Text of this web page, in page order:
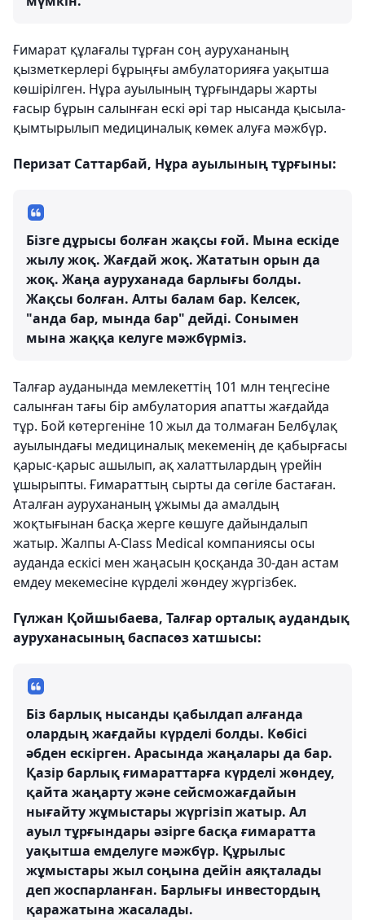
Ғимарат құлағалы тұрған соң аурухананың
қызметкерлері бұрыңғы амбулаторияға уақытша
көшірілген. Нұра ауылының тұрғындары жарты
ғасыр бұрын салынған ескі әрі тар нысанда қысыла-
қымтырылып медициналық көмек алуға мәжбүр.
Перизат Саттарбай, Нұра ауылының тұрғыны:
Бізге дұрысы болған жақсы ғой. Мына ескіде
жылу жоқ. Жағдай жоқ. Жататын орын да
жоқ. Жаңа ауруханада барлығы болды.
Жақсы болған. Алты балам бар. Келсек,
"анда бар, мында бар" дейді. Сонымен
мына жаққа келуге мәжбүрміз.
Талғар ауданында мемлекеттің 101 млн теңгесіне
салынған тағы бір амбулатория апатты жағдайда
тұр. Бой көтергеніне 10 жыл да толмаған Белбұлақ
ауылындағы медициналық мекеменің де қабырғасы
қарыс-қарыс ашылып, ақ халаттылардың үрейін
ұшырыпты. Ғимараттың сырты да сөгіле бастаған.
Аталған аурухананың ұжымы да амалдың
жоқтығынан басқа жерге көшуге дайындалып
жатыр. Жалпы А-Сlass Мedical компаниясы осы
ауданда ескісі мен жаңасын қосқанда 30-дан астам
емдеу мекемесіне күрделі жөндеу жүргізбек.
Гүлжан Қойшыбаева, Талғар орталық аудандық
ауруханасының баспасөз хатшысы:
Біз барлық нысанды қабылдап алғанда
олардың жағдайы күрделі болды. Көбісі
әбден ескірген. Арасында жаңалары да бар.
Қазір барлық ғимараттарға күрделі жөндеу,
қайта жаңарту және сейсможағдайын
нығайту жұмыстары жүргізіп жатыр. Ал
ауыл тұрғындары әзірге басқа ғимаратта
уақытша емделуге мәжбүр. Құрылыс
жұмыстары жыл соңына дейін аяқталады
деп жоспарланған. Барлығы инвестордың
қаражатына жасалады.